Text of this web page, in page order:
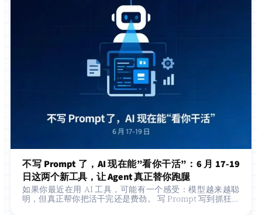
不写 Prompt 了，AI 现在能”看你干活”：6 月 17-19
日这两个新工具，让 Agent 真正替你跑腿
如果你最近在用 AI 工具，可能有一个感受：模型越来越聪
明，但真正帮你把活干完还是费劲。 写 Prompt 写到抓狂，
结果 AI 给的答案跟你想要的差十万八千里——这其实是过去